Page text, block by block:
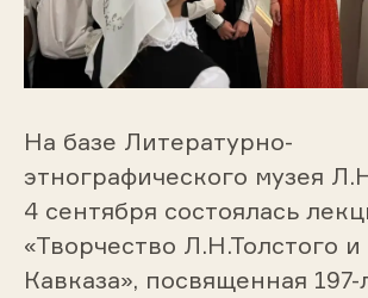
На базе Литературно-
этнографического музея
4 сентября состоялась
«Творчество Л.Н.Толстого
Кавказа», посвященная